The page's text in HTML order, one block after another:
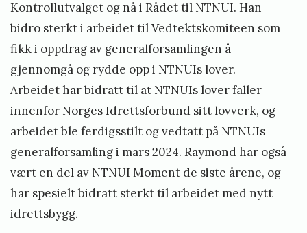
Kontrollutvalget og nå i Rådet til NTNUI. Han
bidro sterkt i arbeidet til Vedtektskomiteen som
fikk i oppdrag av generalforsamlingen å
gjennomgå og rydde opp i NTNUIs lover.
Arbeidet har bidratt til at NTNUIs lover faller
innenfor Norges Idrettsforbund sitt lovverk, og
arbeidet ble ferdigsstilt og vedtatt på NTNUIs
generalforsamling i mars 2024. Raymond har også
vært en del av NTNUI Moment de siste årene, og
har spesielt bidratt sterkt til arbeidet med nytt
idrettsbygg.